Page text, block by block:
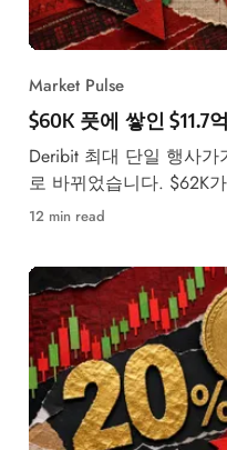
Market Pulse
$60K 풋에 쌓인 $11.7
Deribit 최대 단일 행사가
로 바뀌었습니다. $62K
어내릴 수 있는 이유
12 min read